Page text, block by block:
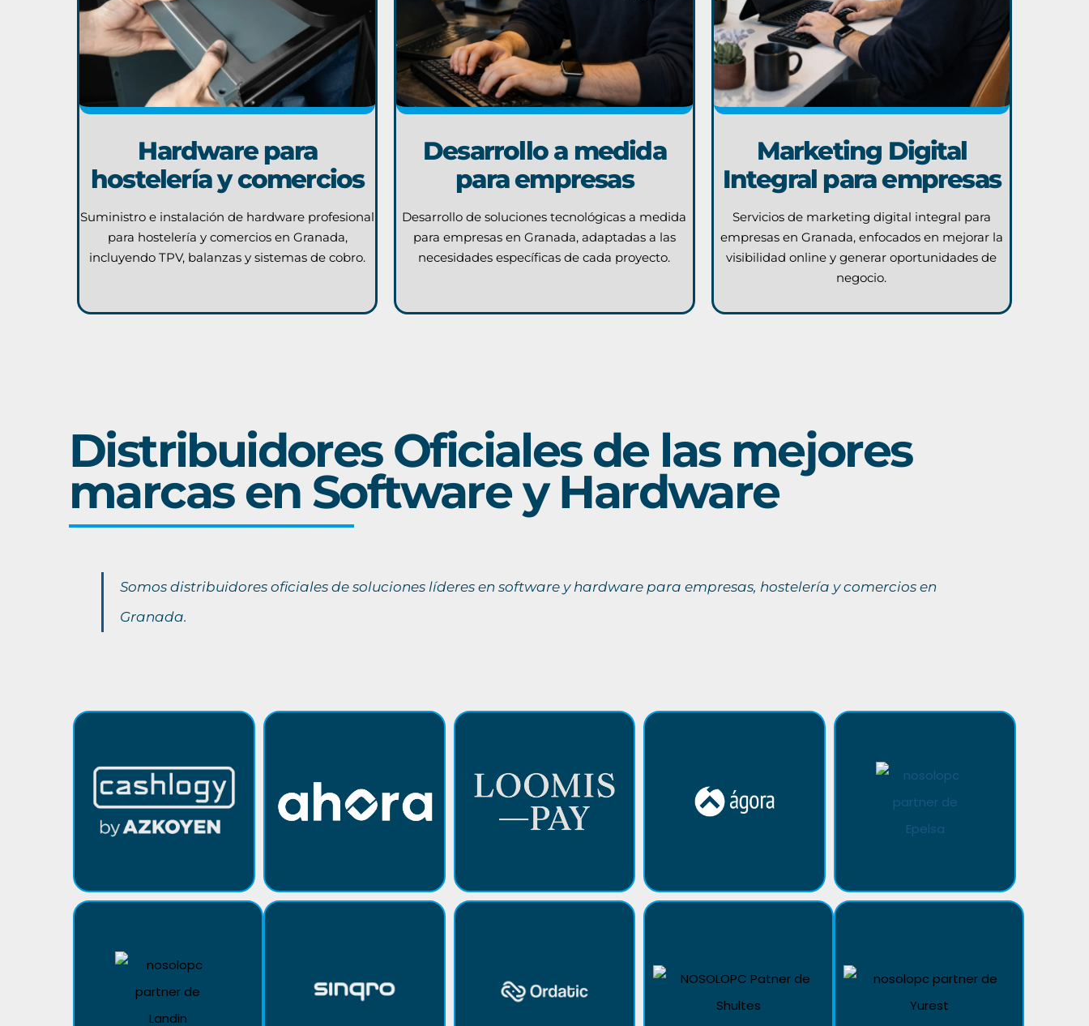
Hardware para
hostelería y comercios
Suministro e instalación de hardware profesional
para hostelería y comercios en Granada,
incluyendo TPV, balanzas y sistemas de cobro.
Desarrollo a medida
para empresas
Desarrollo de soluciones tecnológicas a medida
para empresas en Granada, adaptadas a las
necesidades específicas de cada proyecto.
Marketing Digital
Integral para empresas
Servicios de marketing digital integral para
empresas en Granada, enfocados en mejorar la
visibilidad online y generar oportunidades de
negocio.
Distribuidores Oficiales de las mejores
marcas en Software y Hardware
Somos distribuidores oficiales de soluciones líderes en software y hardware para empresas, hostelería y comercios en
Granada.